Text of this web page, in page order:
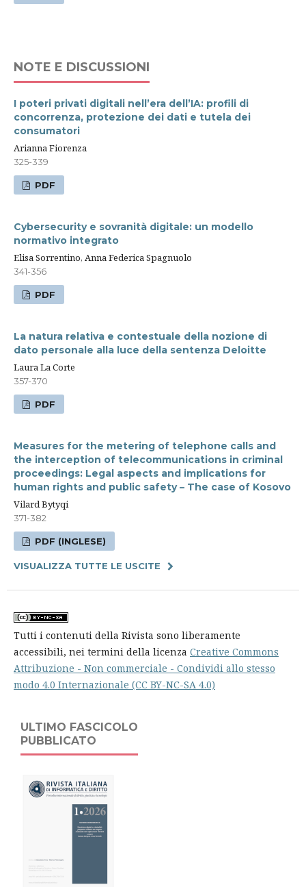
NOTE E DISCUSSIONI
I poteri privati digitali nell’era dell’IA: profili di
concorrenza, protezione dei dati e tutela dei
consumatori
Arianna Fiorenza
325-339
PDF
Cybersecurity e sovranità digitale: un modello
normativo integrato
Elisa Sorrentino, Anna Federica Spagnuolo
341-356
PDF
La natura relativa e contestuale della nozione di
dato personale alla luce della sentenza Deloitte
Laura La Corte
357-370
PDF
Measures for the metering of telephone calls and
the interception of telecommunications in criminal
proceedings: Legal aspects and implications for
human rights and public safety – The case of Kosovo
Vilard Bytyqi
371-382
PDF (INGLESE)
VISUALIZZA TUTTE LE USCITE
Tutti i contenuti della Rivista sono liberamente
accessibili, nei termini della licenza Creative Commons
Attribuzione - Non commerciale - Condividi allo stesso
modo 4.0 Internazionale (CC BY-NC-SA 4.0)
ULTIMO FASCICOLO
PUBBLICATO